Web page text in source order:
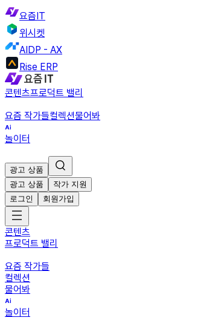
요즘IT
위시켓
AIDP - AX
Rise ERP
콘텐츠프로덕트 밸리
요즘 작가들컬렉션물어봐
놀이터
광고 상품
광고 상품
작가 지원
로그인
회원가입
콘텐츠
프로덕트 밸리
요즘 작가들
컬렉션
물어봐
놀이터